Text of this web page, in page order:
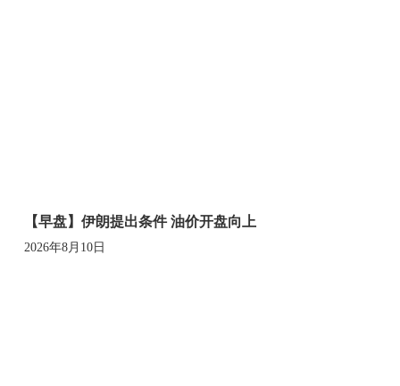
【早盘】伊朗提出条件 油价开盘向上
2026年8月10日